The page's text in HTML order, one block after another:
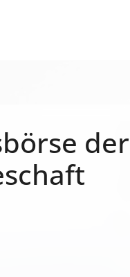
der